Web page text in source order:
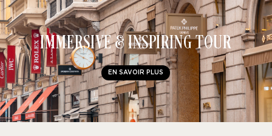
IMMERSIVE & INSPIRING TOUR
EN SAVOIR PLUS